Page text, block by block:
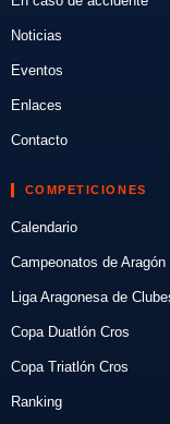
Noticias
Eventos
Enlaces
Contacto
COMPETICIONES
Calendario
Campeonatos de Aragón
Liga Aragonesa de
Copa Duatlón Cros
Copa Triatlón Cros
Ranking